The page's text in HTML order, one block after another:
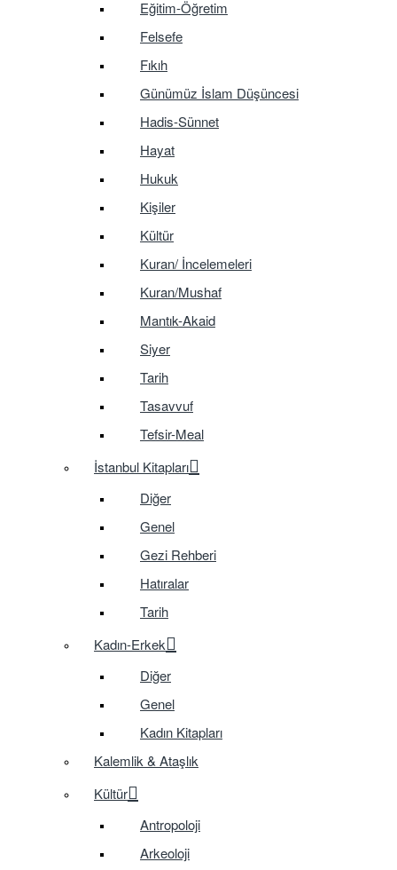
Eğitim-Öğretim
Felsefe
Fıkıh
Günümüz İslam Düşüncesi
Hadis-Sünnet
Hayat
Hukuk
Kişiler
Kültür
Kuran/ İncelemeleri
Kuran/Mushaf
Mantık-Akaid
Siyer
Tarih
Tasavvuf
Tefsir-Meal
İstanbul Kitapları
Diğer
Genel
Gezi Rehberi
Hatıralar
Tarih
Kadın-Erkek
Diğer
Genel
Kadın Kitapları
Kalemlik & Ataşlık
Kültür
Antropoloji
Arkeoloji